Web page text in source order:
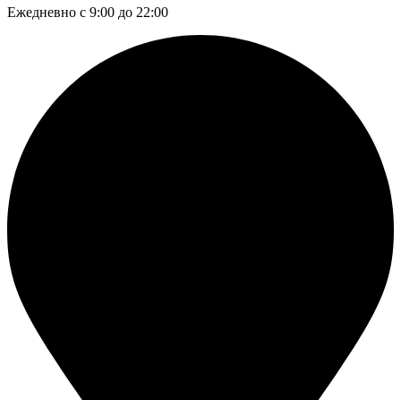
Ежедневно с 9:00 до 22:00